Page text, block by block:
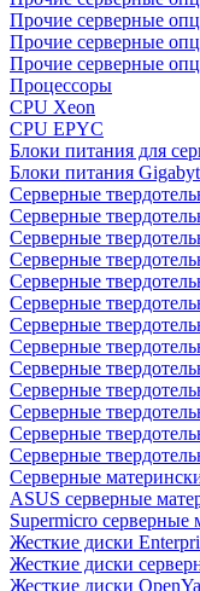
Прочие серверные
Прочие серверные
Прочие серверные
Процессоры
CPU Xeon
CPU EPYC
Блоки питания для
Блоки питания
Серверные
Cерверные
Cерверные
Cерверные
Cерверные
Серверные
Серверные
Cерверные
Cерверные
Cерверные
Cерверные
Cерверные
Cерверные
Серверные
ASUS серверные
Supermicro серверные
Жесткие диски
Жесткие диски
Жесткие диски